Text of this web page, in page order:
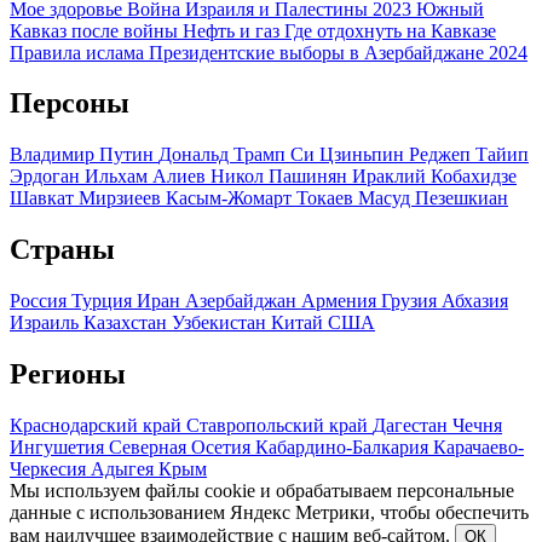
Мое здоровье Война Израиля и Палестины 2023 Южный
Кавказ после войны Нефть и газ Где отдохнуть на Кавказе
Правила ислама Президентские выборы в Азербайджане 2024
Персоны
Владимир Путин Дональд Трамп Си Цзиньпин Реджеп Тайип
Эрдоган Ильхам Алиев Никол Пашинян Ираклий Кобахидзе
Шавкат Мирзиеев Касым-Жомарт Токаев Масуд Пезешкиан
Страны
Россия Турция Иран Азербайджан Армения Грузия Абхазия
Израиль Казахстан Узбекистан Китай США
Регионы
Краснодарский край Ставропольский край Дагестан Чечня
Ингушетия Северная Осетия Кабардино-Балкария Карачаево-
Черкесия Адыгея Крым
Мы используем файлы cookie и обрабатываем персональные
данные с использованием Яндекс Метрики, чтобы обеспечить
вам наилучшее взаимодействие с нашим веб-сайтом.
ОК